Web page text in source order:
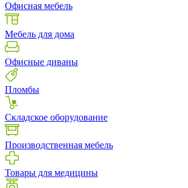
Офисная мебель
Мебель для дома
Офисные диваны
Пломбы
Складское оборудование
Производственная мебель
Товары для медицины